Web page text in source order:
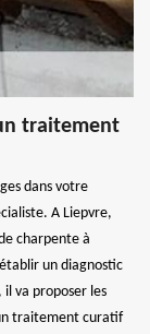
traitement
dans votre
A Liepvre,
charpente à
un diagnostic
va proposer les
traitement curatif